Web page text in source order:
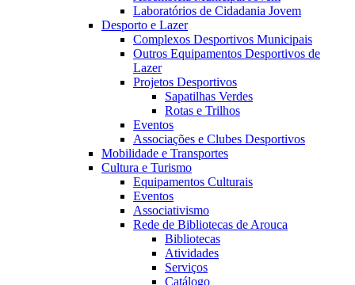
Laboratórios de Cidadania Jovem
Desporto e Lazer
Complexos Desportivos Municipais
Outros Equipamentos Desportivos de
Lazer
Projetos Desportivos
Sapatilhas Verdes
Rotas e Trilhos
Eventos
Associações e Clubes Desportivos
Mobilidade e Transportes
Cultura e Turismo
Equipamentos Culturais
Eventos
Associativismo
Rede de Bibliotecas de Arouca
Bibliotecas
Atividades
Serviços
Catálogo